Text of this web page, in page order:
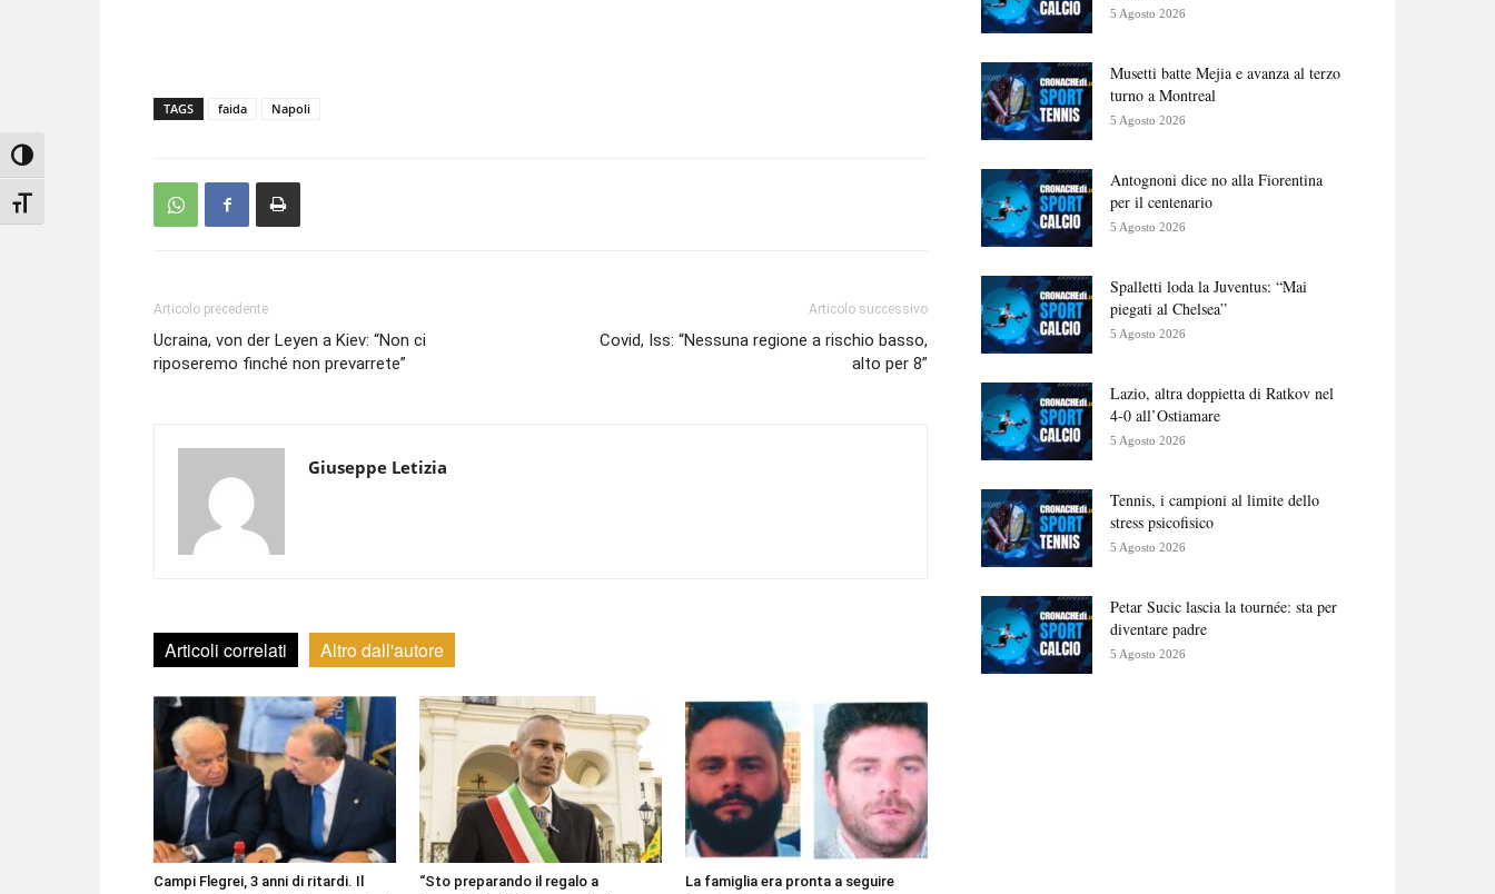
Attiva/disattiva alto contrasto
Attiva/disattiva dimensione testo
TAGS faida Napoli
Articolo precedente
Ucraina, von der Leyen a Kiev: “Non ci
riposeremo finché non prevarrete”
Articolo successivo
Covid, Iss: “Nessuna regione a rischio basso,
alto per 8”
Giuseppe Letizia
Articoli correlati Altro dall'autore
Campi Flegrei, 3 anni di ritardi. Il
“Sto preparando il regalo a
La famiglia era pronta a seguire
5 Agosto 2026
Musetti batte Mejia e avanza al terzo
turno a Montreal
5 Agosto 2026
Antognoni dice no alla Fiorentina
per il centenario
5 Agosto 2026
Spalletti loda la Juventus: “Mai
piegati al Chelsea”
5 Agosto 2026
Lazio, altra doppietta di Ratkov nel
4-0 all’Ostiamare
5 Agosto 2026
Tennis, i campioni al limite dello
stress psicofisico
5 Agosto 2026
Petar Sucic lascia la tournée: sta per
diventare padre
5 Agosto 2026